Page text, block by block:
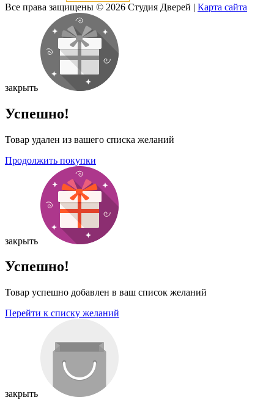
Все права защищены © 2026 Студия Дверей | Карта сайта
закрыть
Успешно!
Товар удален из вашего списка желаний
Продолжить покупки
закрыть
Успешно!
Товар успешно добавлен в ваш список желаний
Перейти к списку желаний
закрыть